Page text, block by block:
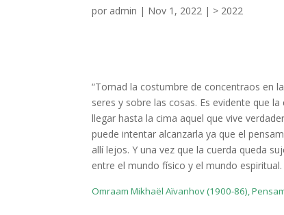
por admin | Nov 1, 2022 | > 2022
“Tomad la costumbre de concentraos en
seres y sobre las cosas. Es evidente que
llegar hasta la cima aquel que vive
puede intentar alcanzarla ya que el
allí lejos. Y una vez que la cuerda queda
entre el mundo físico y el mundo espiritual.
Omraam Mikhaël Aïvanhov (1900-86),